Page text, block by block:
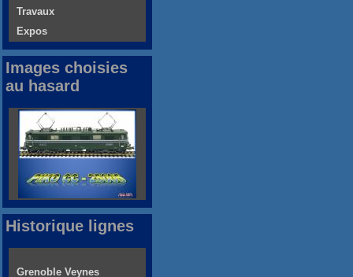
Travaux
Expos
Images choisies
au hasard
Historique lignes
Grenoble Veynes